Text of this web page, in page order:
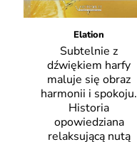
Elation
Subtelnie z
dźwiękiem harfy
maluje się obraz
harmonii i spokoju.
Historia
opowiedziana
relaksującą nutą